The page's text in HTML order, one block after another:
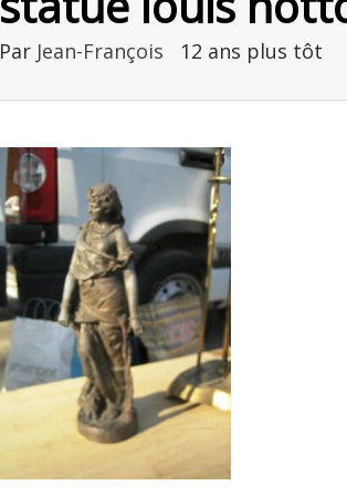
Par Jean-François 12 ans plus tôt